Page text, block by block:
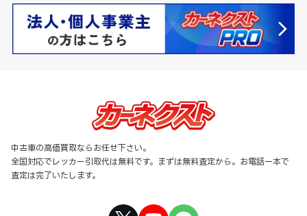
中古車の高価買取ならお任せ下さい。
全国対応でレッカー引取代は無料です。まずは無料査定から。お電話一本で
査定は完了いたします。